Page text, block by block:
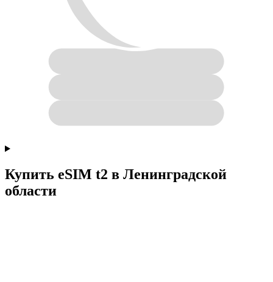
Купить eSIM t2 в Ленинградской
области